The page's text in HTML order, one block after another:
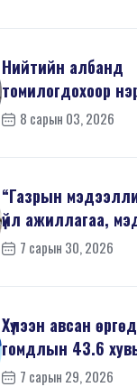
Нийтийн албанд
томилогдохоор
405 иргэний
8 сарын 03, 2026
“Газрын
үйл ажиллагаа, мэдээлэл
солилцооны
7 сарын 30, 2026
Хүлээн авсан
гомдлын 43.6 хувь нь
сонирхлын
7 сарын 29, 2026